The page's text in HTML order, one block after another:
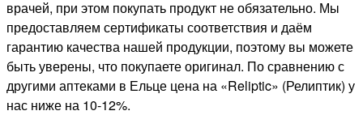
врачей, при этом покупать продукт не обязательно. Мы
предоставляем сертификаты соответствия и даём
гарантию качества нашей продукции, поэтому вы можете
быть уверены, что покупаете оригинал. По сравнению с
другими аптеками в Ельце цена на «Reliptic» (Релиптик) у
нас ниже на 10-12%.